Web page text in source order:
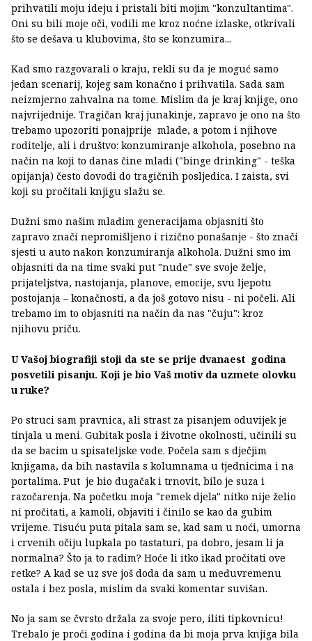
prihvatili moju ideju i pristali biti mojim "konzultantima".
Oni su bili moje oči, vodili me kroz noćne izlaske, otkrivali
što se dešava u klubovima, što se konzumira...
Kad smo razgovarali o kraju, rekli su da je moguć samo
jedan scenarij, kojeg sam konačno i prihvatila. Sada sam
neizmjerno zahvalna na tome. Mislim da je kraj knjige, ono
najvrijednije. Tragičan kraj junakinje, zapravo je ono na što
trebamo upozoriti ponajprije mlade, a potom i njihove
roditelje, ali i društvo: konzumiranje alkohola, posebno na
način na koji to danas čine mladi ("binge drinking" - teška
opijanja) često dovodi do tragičnih posljedica. I zaista, svi
koji su pročitali knjigu slažu se.
Dužni smo našim mlađim generacijama objasniti što
zapravo znači nepromišljeno i rizično ponašanje - što znači
sjesti u auto nakon konzumiranja alkohola. Dužni smo im
objasniti da na time svaki put "nude" sve svoje želje,
prijateljstva, nastojanja, planove, emocije, svu ljepotu
postojanja – konačnosti, a da još gotovo nisu - ni počeli. Ali
trebamo im to objasniti na način da nas "čuju": kroz
njihovu priču.
U Vašoj biografiji stoji da ste se prije dvanaest godina
posvetili pisanju. Koji je bio Vaš motiv da uzmete olovku
u ruke?
Po struci sam pravnica, ali strast za pisanjem oduvijek je
tinjala u meni. Gubitak posla i životne okolnosti, učinili su
da se bacim u spisateljske vode. Počela sam s dječjim
knjigama, da bih nastavila s kolumnama u tjednicima i na
portalima. Put je bio dugačak i trnovit, bilo je suza i
razočarenja. Na početku moja "remek djela" nitko nije želio
ni pročitati, a kamoli, objaviti i činilo se kao da gubim
vrijeme. Tisuću puta pitala sam se, kad sam u noći, umorna
i crvenih očiju lupkala po tastaturi, pa dobro, jesam li ja
normalna? Što ja to radim? Hoće li itko ikad pročitati ove
retke? A kad se uz sve još doda da sam u međuvremenu
ostala i bez posla, mislim da svaki komentar suvišan.
No ja sam se čvrsto držala za svoje pero, iliti tipkovnicu!
Trebalo je proći godina i godina da bi moja prva knjiga bila